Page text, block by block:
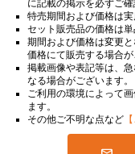
に記載の掲示を必ずご確
特売期間および価格は
セット販売品の価格は
期間および価格は変更
価格にて販売する場合が
掲載画像や表記等は、
なる場合がございます。
ご利用の環境によって
ます。
その他ご不明な点など